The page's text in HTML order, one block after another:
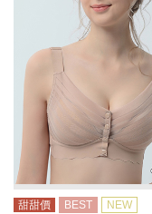
甜甜價 BEST NEW